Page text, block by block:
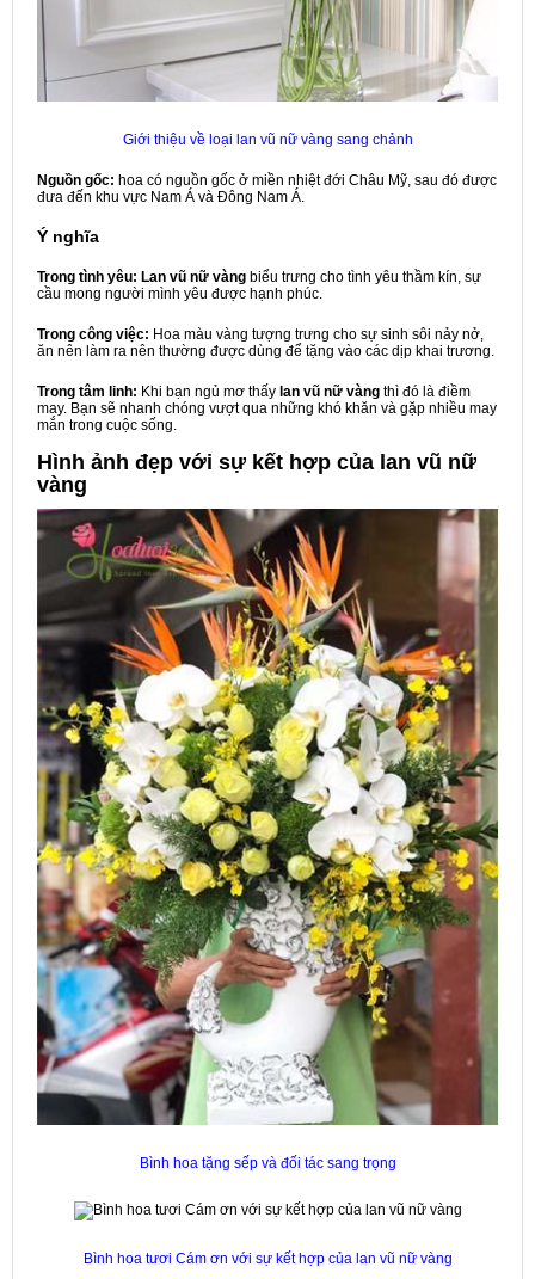
Giới thiệu về loại lan vũ nữ vàng sang chảnh
Nguồn gốc: hoa có nguồn gốc ở miền nhiệt đới Châu Mỹ, sau đó được
đưa đến khu vực Nam Á và Đông Nam Á.
Ý nghĩa
Trong tình yêu: Lan vũ nữ vàng biểu trưng cho tình yêu thầm kín, sự
cầu mong người mình yêu được hạnh phúc.
Trong công việc: Hoa màu vàng tượng trưng cho sự sinh sôi nảy nở,
ăn nên làm ra nên thường được dùng để tặng vào các dịp khai trương.
Trong tâm linh: Khi bạn ngủ mơ thấy lan vũ nữ vàng thì đó là điềm
may. Bạn sẽ nhanh chóng vượt qua những khó khăn và gặp nhiều may
mắn trong cuộc sống.
Hình ảnh đẹp với sự kết hợp của lan vũ nữ
vàng
Bình hoa tặng sếp và đối tác sang trọng
Bình hoa tươi Cám ơn với sự kết hợp của lan vũ nữ vàng